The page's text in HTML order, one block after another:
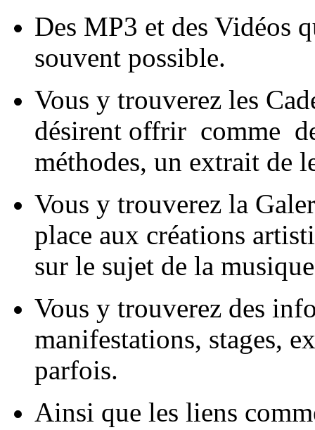
Des MP3 et des Vidéos
souvent possible.
Vous y trouverez les
désirent offrir comme
méthodes, un extrait de
Vous y trouverez la
place aux créations
sur le sujet de la
Vous y trouverez des
manifestations, stages,
parfois.
Ainsi que les liens